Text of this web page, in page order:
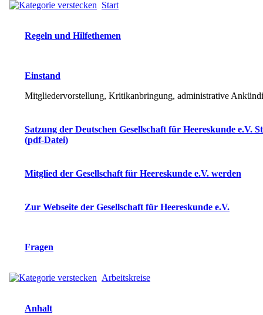
Start
Regeln und Hilfethemen
Einstand
Mitgliedervorstellung, Kritikanbringung, administrative
Satzung der Deutschen Gesellschaft für Heereskunde e.V.
(pdf-Datei)
Mitglied der Gesellschaft für Heereskunde e.V. werden
Zur Webseite der Gesellschaft für Heereskunde e.V.
Fragen
Arbeitskreise
Anhalt